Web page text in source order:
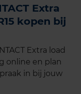
Extra
kopen bij
Extra load
online en plan
in bij jouw